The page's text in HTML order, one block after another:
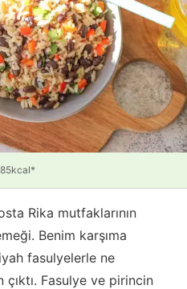
Rika mutfaklarının
Benim karşıma
fasulyelerle ne
çıktı. Fasulye ve pirincin